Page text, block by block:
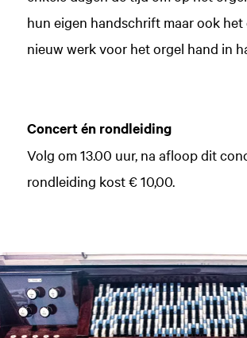
hun eigen handschrift maar ook
nieuw werk voor het orgel hand in
Concert én rondleiding
Volg om 13.00 uur, na afloop dit
rondleiding kost € 10,00.